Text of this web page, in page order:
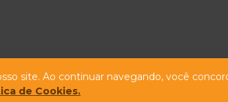
site. Ao continuar navegando, você
de Cookies.